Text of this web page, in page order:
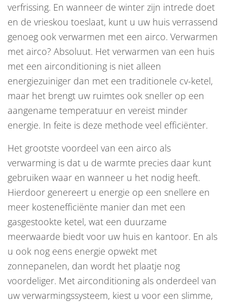
verfrissing. En wanneer de winter zijn intrede doet
en de vrieskou toeslaat, kunt u uw huis verrassend
genoeg ook verwarmen met een airco. Verwarmen
met airco? Absoluut. Het verwarmen van een huis
met een airconditioning is niet alleen
energiezuiniger dan met een traditionele cv-ketel,
maar het brengt uw ruimtes ook sneller op een
aangename temperatuur en vereist minder
energie. In feite is deze methode veel efficiënter.
Het grootste voordeel van een airco als
verwarming is dat u de warmte precies daar kunt
gebruiken waar en wanneer u het nodig heeft.
Hierdoor genereert u energie op een snellere en
meer kostenefficiënte manier dan met een
gasgestookte ketel, wat een duurzame
meerwaarde biedt voor uw huis en kantoor. En als
u ook nog eens energie opwekt met
zonnepanelen, dan wordt het plaatje nog
voordeliger. Met airconditioning als onderdeel van
uw verwarmingssysteem, kiest u voor een slimme,